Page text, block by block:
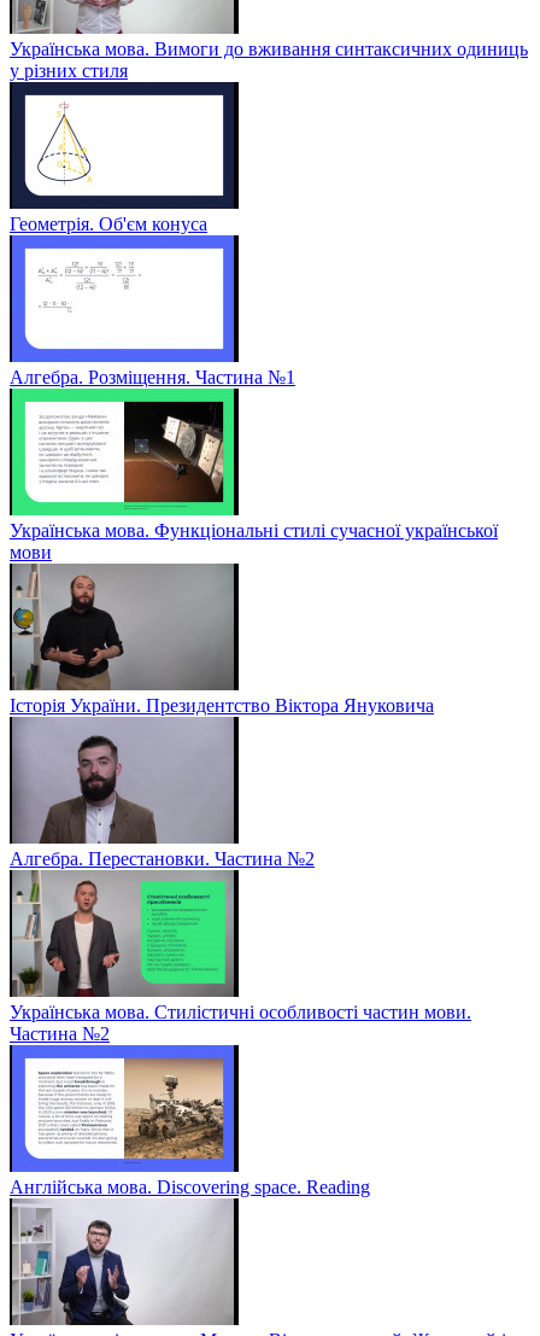
Українська мова. Вимоги до вживання синтаксичних одиниць
у різних стиля
Геометрія. Об'єм конуса
Алгебра. Розміщення. Частина №1
Українська мова. Функціональні стилі сучасної української
мови
Історія України. Президентство Віктора Януковича
Алгебра. Перестановки. Частина №2
Українська мова. Стилістичні особливості частин мови.
Частина №2
Англійська мова. Discovering space. Reading